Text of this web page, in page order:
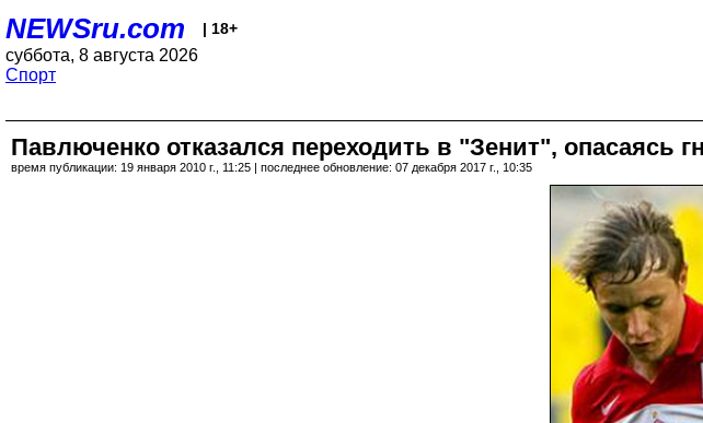
NEWSru.com | 18+
суббота, 8 августа 2026
Спорт
Павлюченко отказался переходить в "Зенит", опасаясь
время публикации: 19 января 2010 г., 11:25 | последнее обновление: 07 декабря 2017 г., 10:35